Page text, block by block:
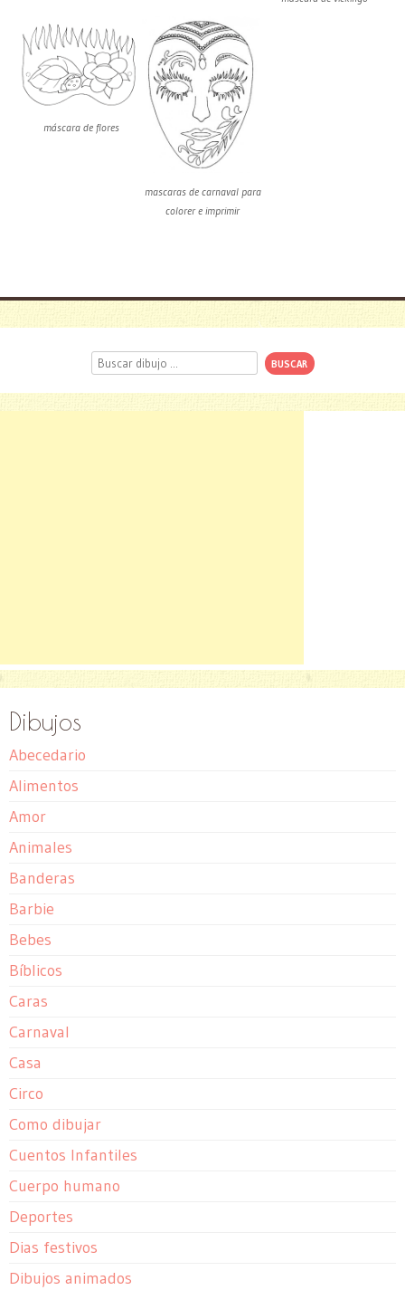
máscara de flores
mascaras de carnaval para
colorer e imprimir
Buscar
Dibujos
Abecedario
Alimentos
Amor
Animales
Banderas
Barbie
Bebes
Bíblicos
Caras
Carnaval
Casa
Circo
Como dibujar
Cuentos Infantiles
Cuerpo humano
Deportes
Dias festivos
Dibujos animados